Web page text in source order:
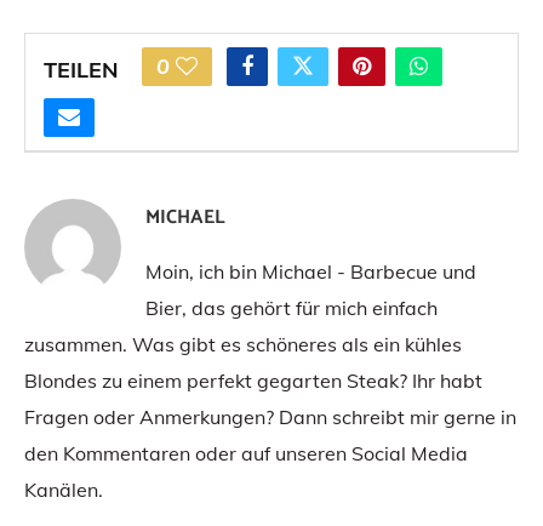
TEILEN 0
MICHAEL
Moin, ich bin Michael - Barbecue und
Bier, das gehört für mich einfach
zusammen. Was gibt es schöneres als ein kühles
Blondes zu einem perfekt gegarten Steak? Ihr habt
Fragen oder Anmerkungen? Dann schreibt mir gerne in
den Kommentaren oder auf unseren Social Media
Kanälen.